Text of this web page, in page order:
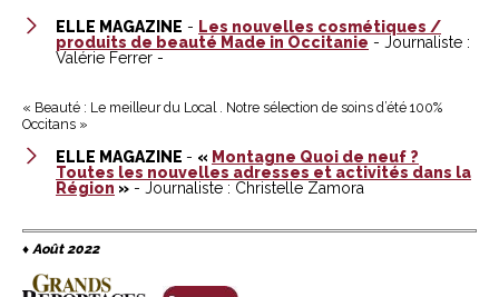
ELLE MAGAZINE - Les nouvelles cosmétiques /
produits de beauté Made in Occitanie - Journaliste :
Valérie Ferrer -
« Beauté : Le meilleur du Local . Notre sélection de soins d’été 100%
Occitans »
ELLE MAGAZINE - « Montagne Quoi de neuf ?
Toutes les nouvelles adresses et activités dans la
Région » - Journaliste : Christelle Zamora
♦ Août 2022